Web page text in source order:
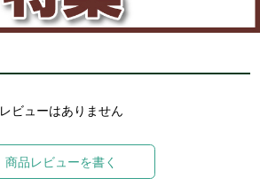
レビューはありません
商品レビューを書く